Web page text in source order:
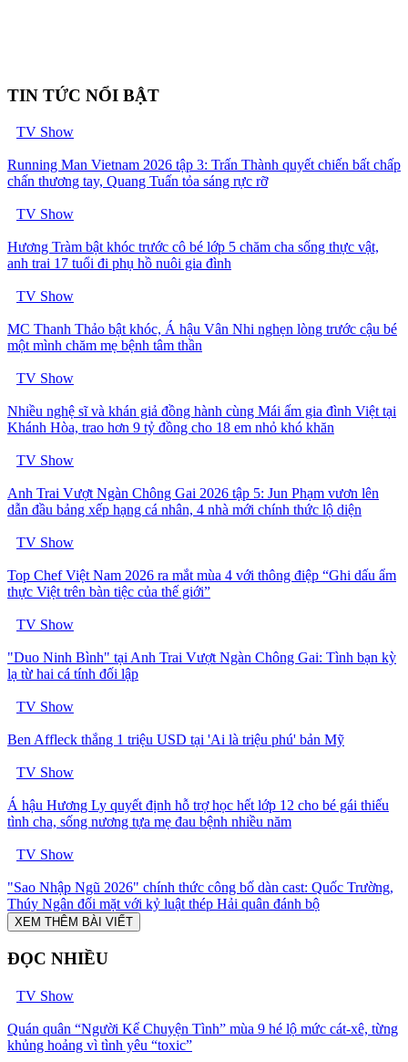
TIN TỨC NỔI BẬT
TV Show
Running Man Vietnam 2026 tập 3: Trấn Thành quyết chiến bất chấp
chấn thương tay, Quang Tuấn tỏa sáng rực rỡ
TV Show
Hương Tràm bật khóc trước cô bé lớp 5 chăm cha sống thực vật,
anh trai 17 tuổi đi phụ hồ nuôi gia đình
TV Show
MC Thanh Thảo bật khóc, Á hậu Vân Nhi nghẹn lòng trước cậu bé
một mình chăm mẹ bệnh tâm thần
TV Show
Nhiều nghệ sĩ và khán giả đồng hành cùng Mái ấm gia đình Việt tại
Khánh Hòa, trao hơn 9 tỷ đồng cho 18 em nhỏ khó khăn
TV Show
Anh Trai Vượt Ngàn Chông Gai 2026 tập 5: Jun Phạm vươn lên
dẫn đầu bảng xếp hạng cá nhân, 4 nhà mới chính thức lộ diện
TV Show
Top Chef Việt Nam 2026 ra mắt mùa 4 với thông điệp “Ghi dấu ẩm
thực Việt trên bàn tiệc của thế giới”
TV Show
"Duo Ninh Bình" tại Anh Trai Vượt Ngàn Chông Gai: Tình bạn kỳ
lạ từ hai cá tính đối lập
TV Show
Ben Affleck thắng 1 triệu USD tại 'Ai là triệu phú' bản Mỹ
TV Show
Á hậu Hương Ly quyết định hỗ trợ học hết lớp 12 cho bé gái thiếu
tình cha, sống nương tựa mẹ đau bệnh nhiều năm
TV Show
"Sao Nhập Ngũ 2026" chính thức công bố dàn cast: Quốc Trường,
Thúy Ngân đối mặt với kỷ luật thép Hải quân đánh bộ
XEM THÊM BÀI VIẾT
ĐỌC NHIỀU
TV Show
Quán quân “Người Kể Chuyện Tình” mùa 9 hé lộ mức cát-xê, từng
khủng hoảng vì tình yêu “toxic”